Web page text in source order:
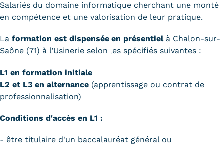
Salariés du domaine informatique cherchant une monté
en compétence et une valorisation de leur pratique.
La formation est dispensée en présentielà Chalon-sur-
Saône (71) à l’Usinerie selon les spécifiés suivantes :
L1 en formation initiale
L2 et L3 en alternance (apprentissage ou contrat de
professionnalisation)
Conditions d'accès en L1 :
- être titulaire d'un baccalauréat général ou